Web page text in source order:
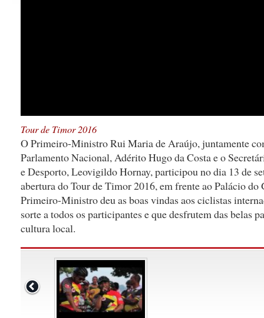
Tour de Timor 2016
O Primeiro-Ministro Rui Maria de Araújo, juntamente
Parlamento Nacional, Adérito Hugo da Costa e o
e Desporto, Leovigildo Hornay, participou no dia 13 de
abertura do Tour de Timor 2016, em frente ao Palácio
Primeiro-Ministro deu as boas vindas aos ciclistas
sorte a todos os participantes e que desfrutem das belas
cultura local.